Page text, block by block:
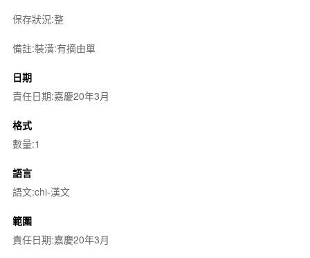
保存狀況:整
備註:裝潢:有摘由單
日期
責任日期:嘉慶20年3月
格式
數量:1
語言
語文:chi-漢文
範圍
責任日期:嘉慶20年3月